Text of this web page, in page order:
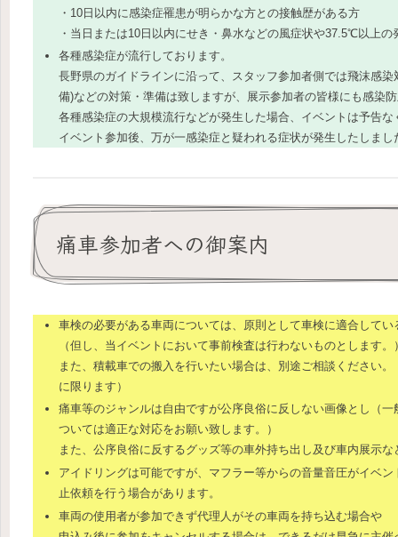
・10日以内に感染症罹患が明らかな方との接触歴がある方
・当日または10日以内にせき・鼻水などの風症状や37.5℃以上の
各種感染症が流行しております。
長野県のガイドラインに沿って、スタッフ参加者側では飛沫感
備)などの対策・準備は致しますが、展示参加者の皆様にも感染
各種感染症の大規模流行などが発生した場合、イベントは予告
イベント参加後、万が一感染症と疑われる症状が発生したしま
痛車参加者への御案内
車検の必要がある車両については、原則として車検に適合して
（但し、当イベントにおいて事前検査は行わないものとします。
また、積載車での搬入を行いたい場合は、別途ご相談ください
に限ります）
痛車等のジャンルは自由ですが公序良俗に反しない画像とし（
ついては適正な対応をお願い致します。）
また、公序良俗に反するグッズ等の車外持ち出し及び車内展示
アイドリングは可能ですが、マフラー等からの音量音圧がイベ
止依頼を行う場合があります。
車両の使用者が参加できず代理人がその車両を持ち込む場合や